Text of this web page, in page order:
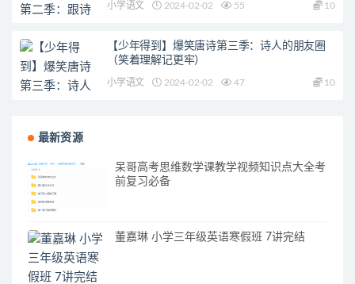
小学语文 2024-02-02 55 10
【少年得到】爆笑唐诗第三季：诗人的朋友圈
（笑着理解记更牢）
小学语文 2024-02-02 47 10
最新资源
呆哥高考思维数学课教学视频知识点大全考
前复习必备
董嘉琳 小学三年级英语寒假班 7讲完结